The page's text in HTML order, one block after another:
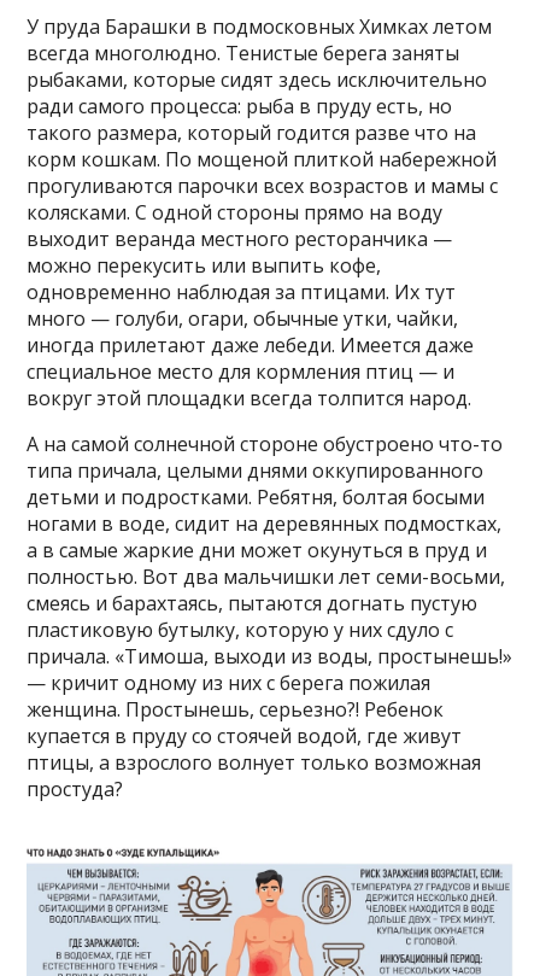
У пруда Барашки в подмосковных Химках летом
всегда многолюдно. Тенистые берега заняты
рыбаками, которые сидят здесь исключительно
ради самого процесса: рыба в пруду есть, но
такого размера, который годится разве что на
корм кошкам. По мощеной плиткой набережной
прогуливаются парочки всех возрастов и мамы с
колясками. С одной стороны прямо на воду
выходит веранда местного ресторанчика —
можно перекусить или выпить кофе,
одновременно наблюдая за птицами. Их тут
много — голуби, огари, обычные утки, чайки,
иногда прилетают даже лебеди. Имеется даже
специальное место для кормления птиц — и
вокруг этой площадки всегда толпится народ.
А на самой солнечной стороне обустроено что-то
типа причала, целыми днями оккупированного
детьми и подростками. Ребятня, болтая босыми
ногами в воде, сидит на деревянных подмостках,
а в самые жаркие дни может окунуться в пруд и
полностью. Вот два мальчишки лет семи-восьми,
смеясь и барахтаясь, пытаются догнать пустую
пластиковую бутылку, которую у них сдуло с
причала. «Тимоша, выходи из воды, простынешь!»
— кричит одному из них с берега пожилая
женщина. Простынешь, серьезно?! Ребенок
купается в пруду со стоячей водой, где живут
птицы, а взрослого волнует только возможная
простуда?